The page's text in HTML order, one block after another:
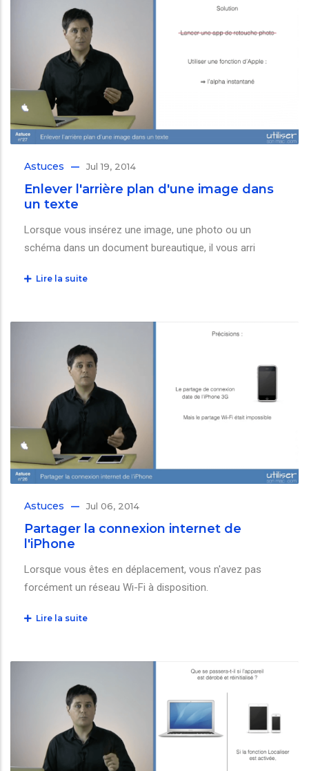
Astuces Jul 19, 2014
Enlever l'arrière plan d'une image dans
un texte
Lorsque vous insérez une image, une photo ou un
schéma dans un document bureautique, il vous arri
Lire la suite
Astuces Jul 06, 2014
Partager la connexion internet de
l'iPhone
Lorsque vous êtes en déplacement, vous n'avez pas
forcément un réseau Wi-Fi à disposition.
Lire la suite